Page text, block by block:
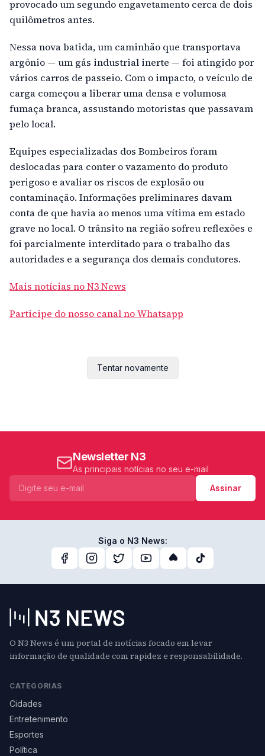
provocado um segundo engavetamento cerca de dois
quilômetros antes.
Nessa nova batida, um caminhão que transportava
argônio — um gás industrial inerte — foi atingido por
vários carros de passeio. Com o impacto, o veículo de
carga começou a liberar uma densa e volumosa
fumaça branca, assustando motoristas que passavam
pelo local.
Equipes especializadas dos Bombeiros foram
deslocadas para conter o vazamento do produto
perigoso e avaliar os riscos de explosão ou
contaminação. Informações preliminares davam
conta de que havia ao menos uma vítima em estado
grave no local. O trânsito na região sofreu reflexões e
foi parcialmente interditado para o trabalho das
autoridades e a segurança dos demais condutores.
Mais notícias no N3 News
Participe do nosso canal no Whatsapp
Tentar novamente
Newsletter N3
As principais notícias no seu e-mail
Assinar
Siga o N3 News:
O N3 News é um portal de notícias focado em levar
informação de qualidade com rapidez e responsabilidade.
CATEGORIAS
Cidades
Entretenimento
Esportes
Política